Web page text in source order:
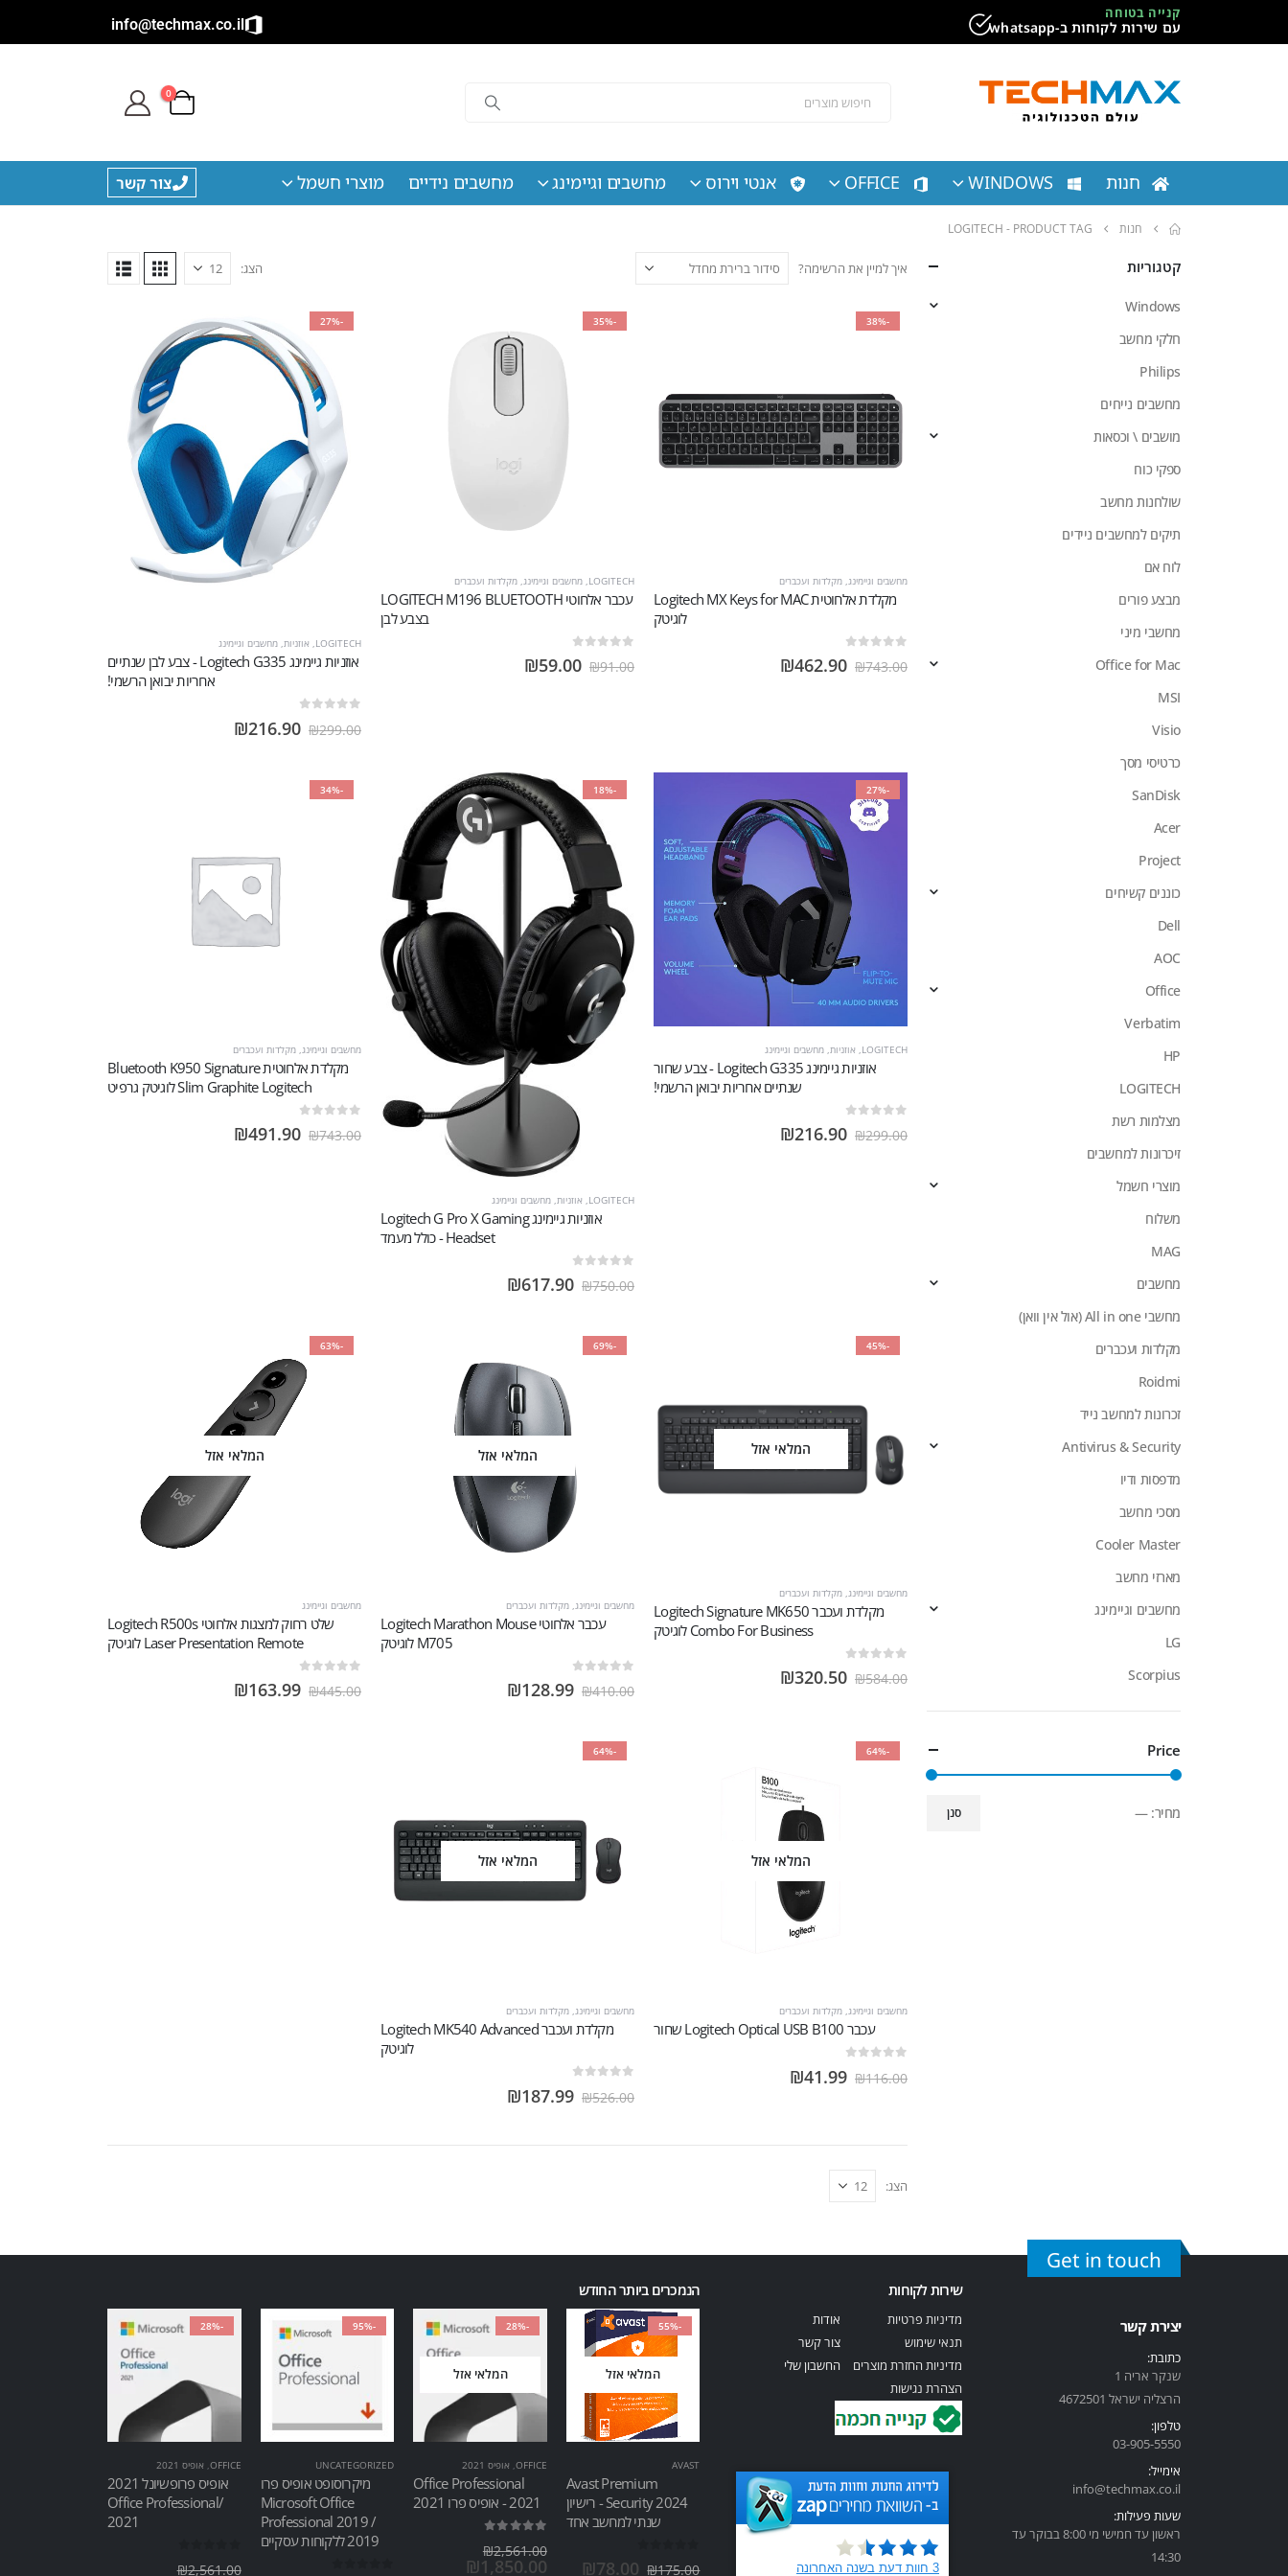
קנייה בטוחה
עם שירות לקוחות ב-whatsapp info@techmax.co.il
0
חנות WINDOWS
OFFICE אנטי וירוס מחשבים וגיימינג מחשבים נידיים מוצרי חשמל צור קשר
חנות PRODUCT TAG -
LOGITECH
איך למיין את הרשימה? הצג:
-38%
מחשבים וגיימינג, מקלדות ועכברים
מקלדת אלחוטית Logitech MX Keys for MAC
לוגיטק
₪743.00
₪462.90
-35%
LOGITECH
, מחשבים וגיימינג, מקלדות ועכברים
עכבר אלחוטי LOGITECH M196 BLUETOOTH
בצבע לבן
₪91.00
₪59.00
-27%
LOGITECH
, אוזניות, מחשבים וגיימינג
אוזניות גיימינג Logitech G335 - צבע לבן שנתיים
אחריות יבואן הרשמי!
₪299.00
₪216.90
-27%
LOGITECH אוזניות מחשבים וגיימינג
אוזניות גיימינג Logitech G335 - צבע שחור
שנתיים אחריות יבואן הרשמי!
₪299.00
₪216.90
-18%
LOGITECH
, אוזניות, מחשבים וגיימינג
אוזניות גיימינג Logitech G Pro X Gaming
Headset - כולל מעמד
₪750.00
₪617.90
-34%
מחשבים וגיימינג מקלדות ועכברים
מקלדת אלחוטית Bluetooth K950 Signature
Slim Graphite Logitech לוגיטק גרפיט
₪743.00
₪491.90
-45%
המלאי אזל
מחשבים וגיימינג, מקלדות ועכברים
‏מקלדת ועכבר Logitech Signature MK650
Combo For Business לוגיטק
₪584.00
₪320.50
-69%
המלאי אזל
מחשבים וגיימינג, מקלדות ועכברים
‏עכבר ‏אלחוטי Logitech Marathon Mouse
M705 לוגיטק
₪410.00
₪128.99
-63%
המלאי אזל
מחשבים וגיימינג
שלט רחוק ‏למצגות אלחוטי Logitech R500s
Laser Presentation Remote לוגיטק
₪445.00
₪163.99
-64%
המלאי אזל
מחשבים וגיימינג, מקלדות ועכברים
עכבר Logitech Optical USB B100 שחור
₪116.00
₪41.99
-64%
המלאי אזל
מחשבים וגיימינג, מקלדות ועכברים
‏מקלדת ועכבר Logitech MK540 Advanced
לוגיטק
₪526.00
₪187.99
הצג:
קטגוריות
Windows
חלקי מחשב
Philips
מחשבים נייחים
מושבים \ וכסאות
ספקי כוח
שולחנות מחשב
תיקים למחשבים ניידים
לוח אם
מבצע פורים
מחשבי מיני
Office for Mac
MSI
Visio
כרטיסי מסך
SanDisk
Acer
Project
כוננים קשיחים
Dell
AOC
Office
Verbatim
HP
LOGITECH
מצלמות רשת
זיכרונות למחשבים
מוצרי חשמל
משלוח
MAG
מחשבים
מחשבי All in one (אול אין וואן)
מקלדות ועכברים
Roidmi
זכרונות למחשב נייד
Antivirus & Security
מדפסות ודיו
מסכי מחשב
Cooler Master
מארזי מחשב
מחשבים וגיימינג
LG
Scorpius
Price
סנן מחיר:—
Get in touch
יצירת קשר
כתובת:
שנקר אריה 1
הרצליה ישראל 4672501
טלפון:
03-905-5550
אימייל:
info@techmax.co.il
שעות פעילות:
ראשון עד חמישי מי 8:00 בבוקר עד
14:30
שירות לקוחות
מדיניות פרטיות
תנאי שימוש
מדיניות החזרת מוצרים
הצהרת נגישות
אודות
צור קשר
החשבון שלי
הנמכרים ביותר החודש
-55%
המלאי אזל
AVAST
Avast Premium
Security 2024 - רישיון
שנתי למחשב אחד
₪175.00
₪78.00
-28%
המלאי אזל
OFFICE
, אופיס 2021
Office Professional
2021 - אופיס פרו 2021
₪2,561.00
₪1,850.00
-95%
UNCATEGORIZED
מיקרוסופט אופיס פרו
Microsoft Office
Professional 2019 /
2019 ללקוחות עסקיים
-28%
OFFICE
, אופיס 2021
אופיס פרופשיונל 2021
/Office Professional
2021
₪2,561.00